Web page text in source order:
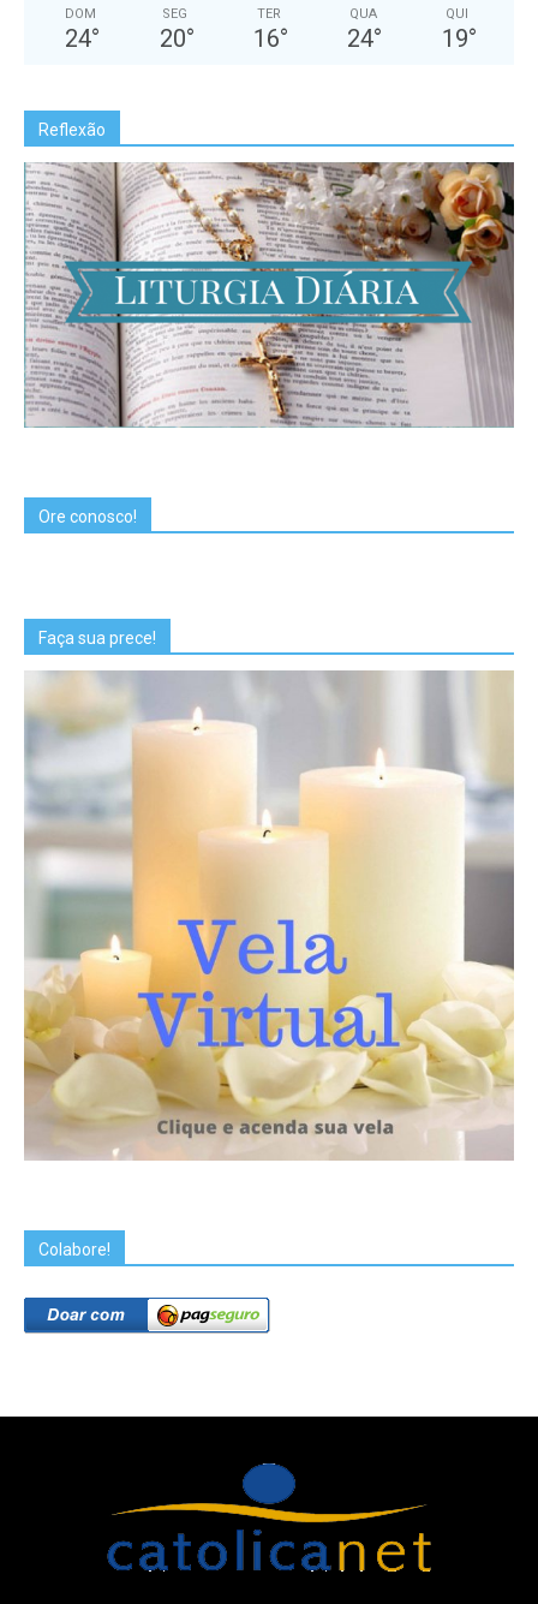
DOM
24°
SEG
20°
TER
16°
QUA
24°
QUI
19°
Reflexão
Ore conosco!
Faça sua prece!
Colabore!